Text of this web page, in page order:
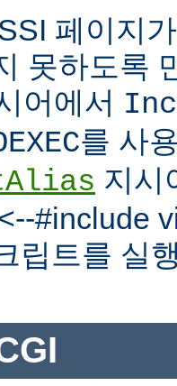
페이지
못하도록
어에서
를 사
지시
#include
립트를 실